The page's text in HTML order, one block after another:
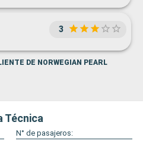
3
DE NORWEGIAN PEARL
Técnica
N° de pasajeros: